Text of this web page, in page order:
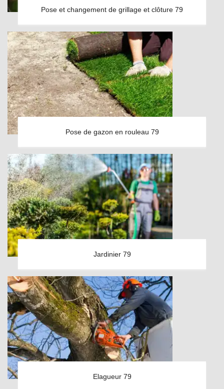
Pose et changement de grillage et clôture 79
Pose de gazon en rouleau 79
Jardinier 79
Elagueur 79